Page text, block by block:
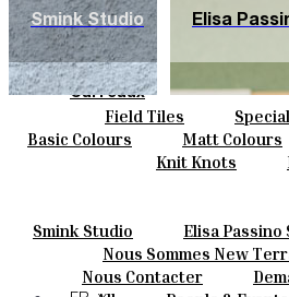
Carreaux
Field Tiles
Hand Painted
Bold Pattern
Natural Cotto
Couleurs
Basic Colours Matt Colours
Special Firing
Céramique
Knit Knots
Sur Mesure
Smink Studio Elisa Passino
À Propos
Nous Sommes New
Contacts
Nous Contacter
Journal
Smink Studio Elisa
Des dialogues
Établir un nouveau